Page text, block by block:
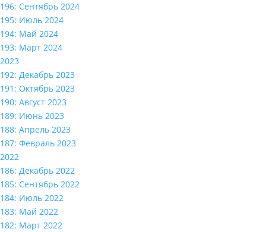
196: Сентябрь 2024
195: Июль 2024
194: Май 2024
193: Март 2024
2023
192: Декабрь 2023
191: Октябрь 2023
190: Август 2023
189: Июнь 2023
188: Апрель 2023
187: Февраль 2023
2022
186: Декабрь 2022
185: Сентябрь 2022
184: Июль 2022
183: Май 2022
182: Март 2022